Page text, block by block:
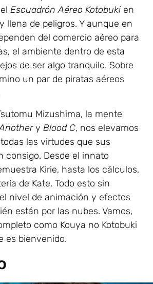
Escuadrón Aéreo Kotobukien
llena de peligros. Y aunque en
del comercio aéreo para
el ambiente dentro de esta
de ser algo tranquilo. Sobre
un par de piratas aéreos
Mizushima, la mente
y Blood C, nos elevamos
las virtudes que sus
consigo. Desde el innato
Kirie, hasta los cálculos,
de Kate. Todo esto sin
nivel de animación y efectos
están por las nubes. Vamos,
como Kouya no Kotobuki
es bienvenido.